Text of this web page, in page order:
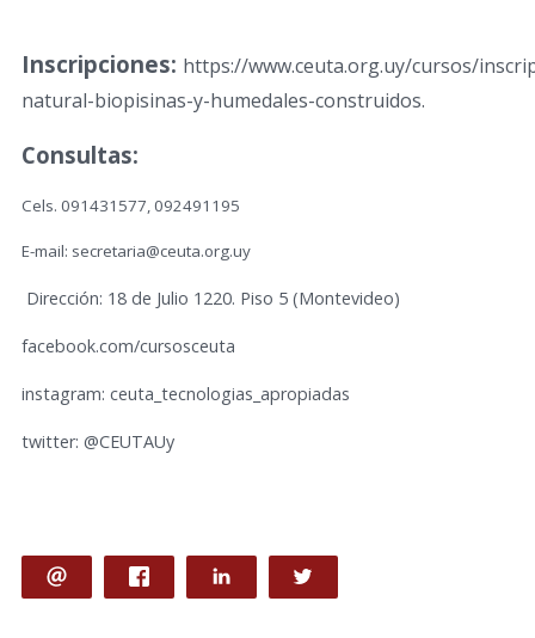
Inscripciones: https://www.ceuta.org.uy/cursos/
natural-biopisinas-y-humedales-construidos.
Consultas:
Cels. 091431577, 092491195
E-mail: secretaria@ceuta.org.uy
Dirección: 18 de Julio 1220. Piso 5 (Montevideo)
facebook.com/cursosceuta
instagram: ceuta_tecnologias_apropiadas
twitter: @CEUTAUy